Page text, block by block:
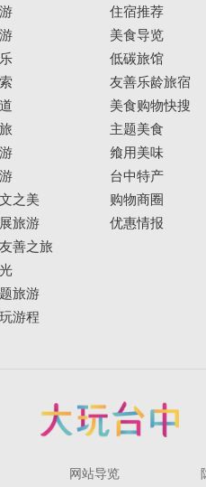
化局於2009年将其登录为
存之场所并提供民生必须
之美
旅游
善之旅
旅游
游程
住宿推荐
美食导览
低碳旅馆
友善乐龄旅宿
美食购物快搜
主题美食
飨用美味
台中特产
购物商圈
优惠情报
网站导览